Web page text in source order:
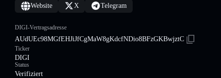
Website X Telegram
DIGI-Vertragsadresse
AUdUEc98MGfEHJiJfCgMaW8gKdcfNDio8BFzGKBwjztC
Ticker
DIGI
Status
Verifiziert